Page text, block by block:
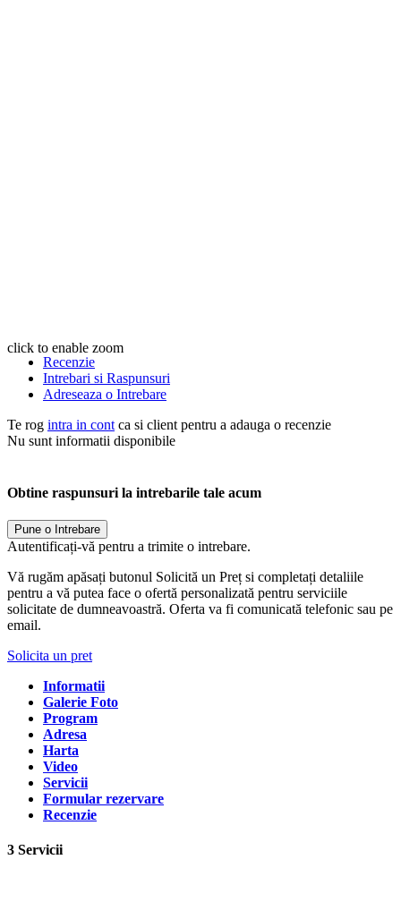
click to enable zoom
Recenzie
Intrebari si Raspunsuri
Adreseaza o Intrebare
Te rog intra in cont ca si client pentru a adauga o recenzie
Nu sunt informatii disponibile
Obtine raspunsuri la intrebarile tale acum
Pune o Intrebare
Autentificați-vă pentru a trimite o intrebare.
Vă rugăm apăsați butonul Solicită un Preț si completați detaliile
pentru a vă putea face o ofertă personalizată pentru serviciile
solicitate de dumneavoastră. Oferta va fi comunicată telefonic sau pe
email.
Solicita un pret
Informatii
Galerie Foto
Program
Adresa
Harta
Video
Servicii
Formular rezervare
Recenzie
3 Servicii